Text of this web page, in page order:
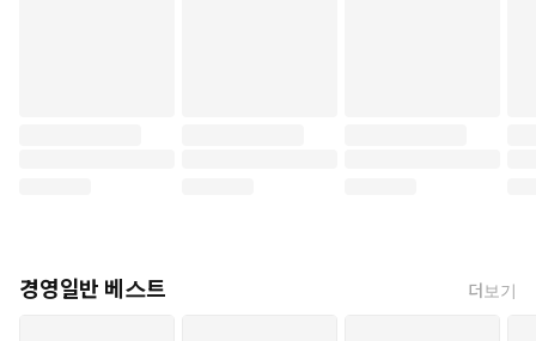
경영일반 베스트 더보기